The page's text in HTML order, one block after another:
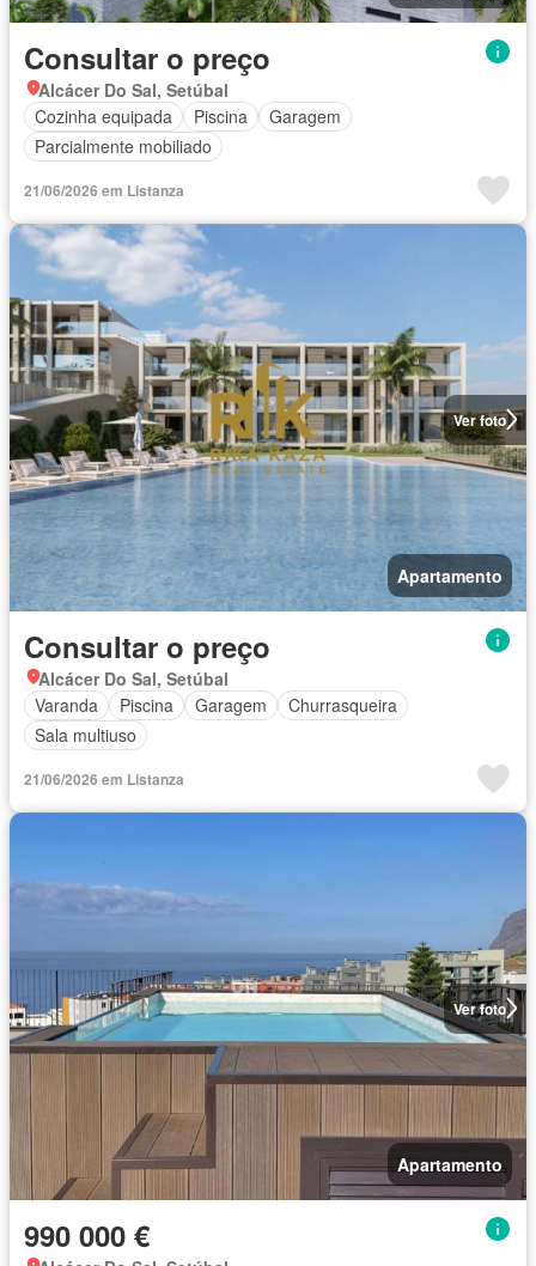
Consultar o preço
Alcácer Do Sal, Setúbal
Cozinha equipada
Piscina
Garagem
Parcialmente mobiliado
21/06/2026 em Listanza
Ver foto
Apartamento
Consultar o preço
Alcácer Do Sal, Setúbal
Varanda
Piscina Garagem
Churrasqueira
Sala multiuso
21/06/2026 em Listanza
Ver foto
Apartamento
990 000 €